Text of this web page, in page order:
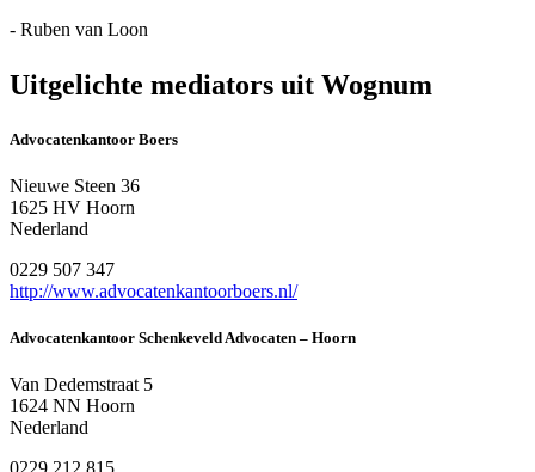
- Ruben van Loon
Uitgelichte mediators uit Wognum
Advocatenkantoor Boers
Nieuwe Steen 36
1625 HV Hoorn
Nederland
0229 507 347
http://www.advocatenkantoorboers.nl/
Advocatenkantoor Schenkeveld Advocaten – Hoorn
Van Dedemstraat 5
1624 NN Hoorn
Nederland